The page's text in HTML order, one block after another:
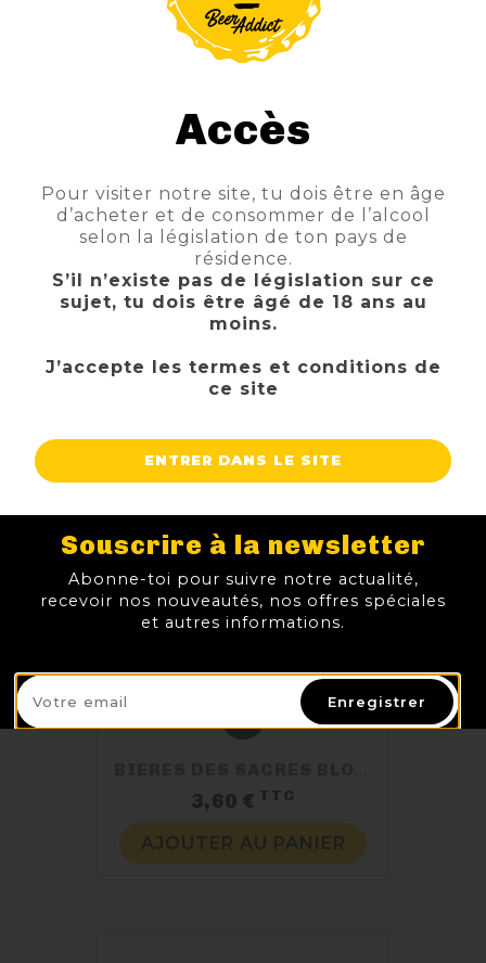
CUVEE DES TROLLS EDITION LIMITEE
24,95 €TTC Prix
AJOUTER AU PANIER
3,60 € TTC
AJOUTER AU PANIER
Accès
Pour visiter notre site, tu dois être en âge
d’acheter et de consommer de l’alcool
selon la législation de ton pays de
résidence.
S’il n’existe pas de législation sur ce
sujet, tu dois être âgé de 18 ans au
moins.
J’accepte les termes et conditions de
ce site
ENTRER DANS LE SITE
Souscrire à la newsletter
Abonne-toi pour suivre notre actualité,
recevoir nos nouveautés, nos offres spéciales
et autres informations.
Enregistrer